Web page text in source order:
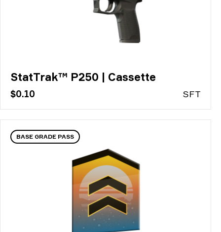
StatTrak™ P250 | Cassette
$0.10 SFT
BASE GRADE PASS